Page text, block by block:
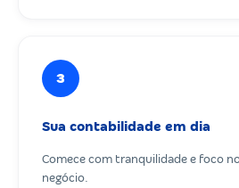
3
Sua contabilidade em dia
Comece com tranquilidade e foco
negócio.